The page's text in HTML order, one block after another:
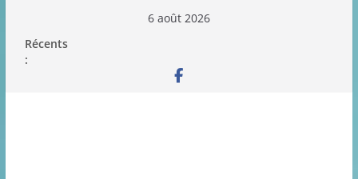
contenu
6 août 2026
Récents
: